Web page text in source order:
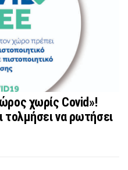
χωρίς Covid»!
τολμήσει να ρωτήσει